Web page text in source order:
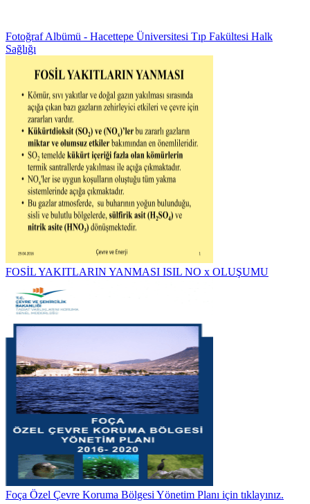
Fotoğraf Albümü - Hacettepe Üniversitesi Tıp Fakültesi Halk
Sağlığı
FOSİL YAKITLARIN YANMASI ISIL NO x OLUŞUMU
Foça Özel Çevre Koruma Bölgesi Yönetim Planı için tıklayınız.